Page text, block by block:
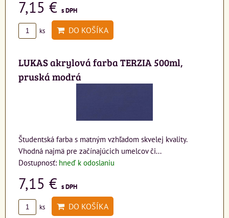
7,15 € s DPH
ks DO KOŠÍKA
LUKAS akrylová farba TERZIA 500ml,
pruská modrá
Študentská farba s matným vzhľadom skvelej kvality.
Vhodná najmä pre začínajúcich umelcov či...
Dostupnosť: hneď k odoslaniu
7,15 € s DPH
ks DO KOŠÍKA